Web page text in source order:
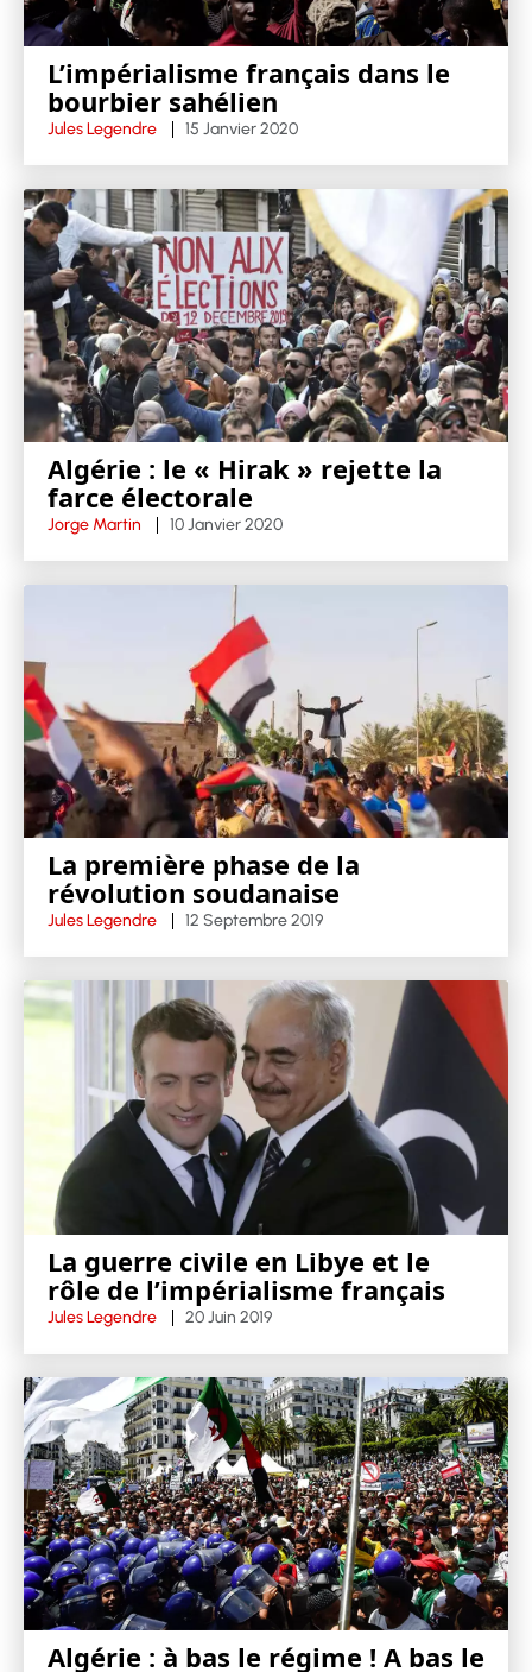
L’impérialisme français dans le
bourbier sahélien
Jules Legendre 15 Janvier 2020
Algérie : le « Hirak » rejette la
farce électorale
Jorge Martin 10 Janvier 2020
La première phase de la
révolution soudanaise
Jules Legendre 12 Septembre 2019
La guerre civile en Libye et le
rôle de l’impérialisme français
Jules Legendre 20 Juin 2019
Algérie : à bas le régime ! A bas le